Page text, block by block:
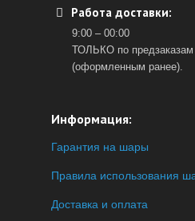
Работа доставки:
9:00 – 00:00
ТОЛЬКО по предзаказам
(оформленным ранее).
Информация:
Гарантия на шары
Правила использования
Доставка и оплата